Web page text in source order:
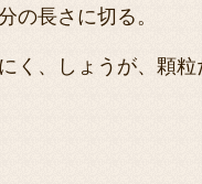
の長さに切る。
く、しょうが、顆粒